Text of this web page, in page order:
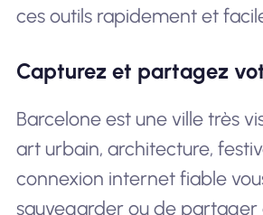
ces outils rapidement et
Capturez et partagez
Barcelone est une ville très
art urbain, architecture,
connexion internet fiable
sauvegarder ou de partager